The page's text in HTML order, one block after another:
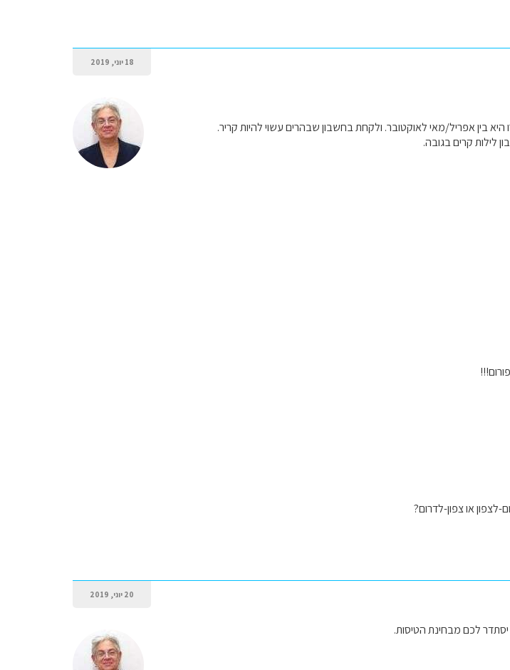
18 יוני, 2019
בין אפריל/מאי לאוקטובר. ולקחת בחשבון שבהרים עשוי להיות קריר.
לילות קרים בגובה.
או צפון-לדרום?
20 יוני, 2019
לכם מבחינת הטיסות.